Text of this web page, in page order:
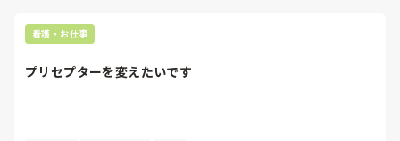
私もさすがにカチンきて、本体1本しかないんだから合わせ
れるよね？て言ったら黙りましたが、本当に人をなんだと思
今日はこんな悶々とした気持ちだけど、明日からは忘れなき
看護・お仕事
プリセプターを変えたいです